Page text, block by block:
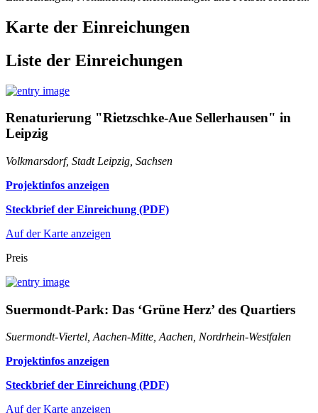
Karte der Einreichungen
Liste der Einreichungen
Renaturierung "Rietzschke-Aue Sellerhausen" in
Leipzig
Volkmarsdorf, Stadt Leipzig, Sachsen
Projektinfos anzeigen
Steckbrief der Einreichung (PDF)
Auf der Karte anzeigen
Preis
Suermondt-Park: Das ‘Grüne Herz’ des Quartiers
Suermondt-Viertel, Aachen-Mitte, Aachen, Nordrhein-Westfalen
Projektinfos anzeigen
Steckbrief der Einreichung (PDF)
Auf der Karte anzeigen